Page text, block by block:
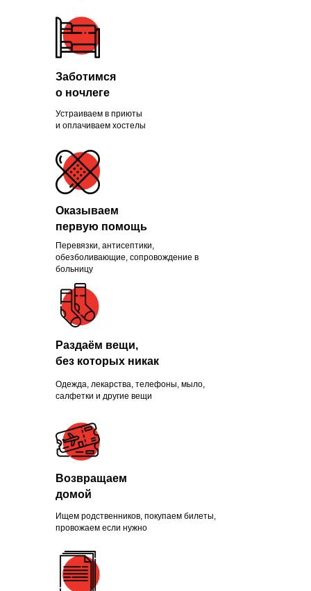
Устраиваем в приюты
и оплачиваем хостелы
Перевязки, антисептики,
обезболивающие, сопровождение в
больницу
Заботимся
о ночлеге
Оказываем
первую помощь
Одежда, лекарства, телефоны, мыло,
салфетки и другие вещи
Ищем родственников, покупаем билеты,
провожаем если нужно
Раздаём вещи,
без которых никак
Возвращаем
домой
Помогли больше, чем
1300 нуждающихся и
продолжаем это делать
каждый день
ПРИСОЕДИНИТЬСЯ
Зачем помогать
нуждающимся
Чаще всего это люди, которых